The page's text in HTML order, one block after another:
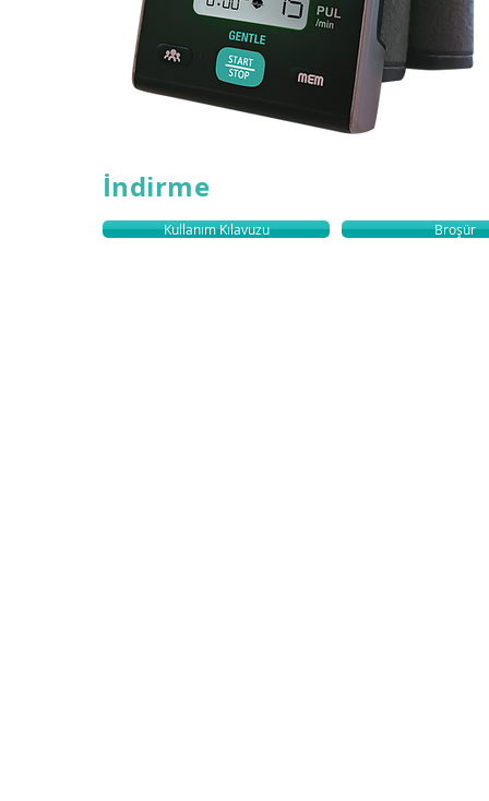
İndirme
Kullanım Kılavuzu Broşür